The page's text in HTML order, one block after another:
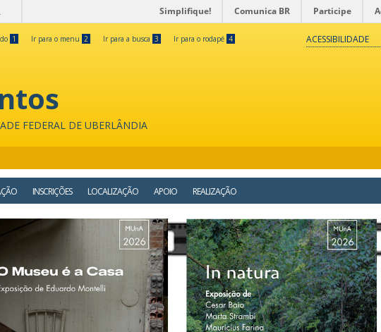
Simplifique! Comunica BR Participe
1 Ir para o menu 2 Ir para a busca 3 Ir para o rodapé 4 ACESSIBILIDADE
FEDERAL DE UBERLÂNDIA
INSCRIÇÕES LOCALIZAÇÃO APOIO REALIZAÇÃO